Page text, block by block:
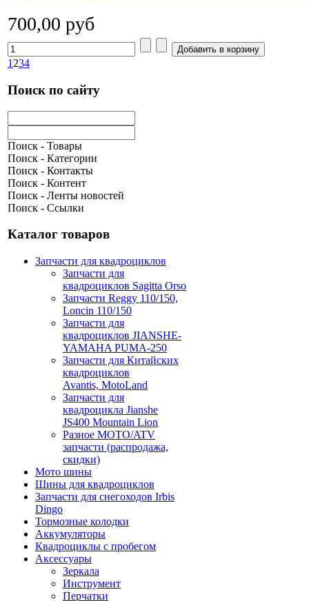
700,00 руб
1 234
Поиск по сайту
Поиск - Товары
Поиск - Категории
Поиск - Контакты
Поиск - Контент
Поиск - Ленты новостей
Поиск - Ссылки
Каталог товаров
Запчасти для квадроциклов
Запчасти для
квадроциклов Sagitta Orso
Запчасти Reggy 110/150,
Loncin 110/150
Запчасти для
квадроциклов JIANSHE-
YAMAHA PUMA-250
Запчасти для Китайских
квадроциклов
Avantis, MotoLand
Запчасти для
квадроцикла Jianshe
JS400 Mountain Lion
Разное МОТО/ATV
запчасти (распродажа,
скидки)
Мото шины
Шины для квадроциклов
Запчасти для снегоходов Irbis
Dingo
Тормозные колодки
Аккумуляторы
Квадроциклы с пробегом
Аксессуары
Зеркала
Инструмент
Перчатки